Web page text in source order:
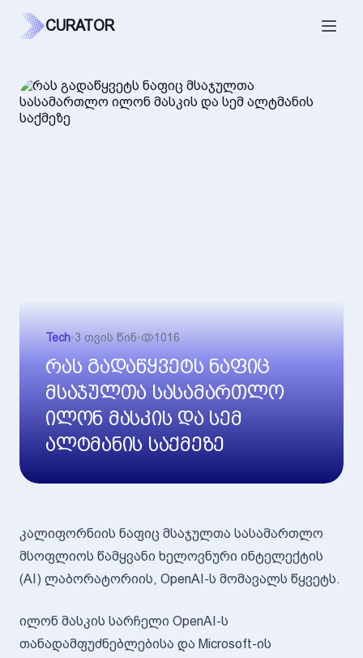
CURATOR
Tech•3 თვის წინ• 1016
რას გადაწყვეტს ნაფიც
მსაჯულთა სასამართლო
ილონ მასკის და სემ
ალტმანის საქმეზე
კალიფორნიის ნაფიც მსაჯულთა სასამართლო
მსოფლიოს წამყვანი ხელოვნური ინტელექტის
(AI) ლაბორატორიის, OpenAI-ს მომავალს წყვეტს.
ილონ მასკის სარჩელი OpenAI-ს
თანადამფუძნებლებისა და Microsoft-ის